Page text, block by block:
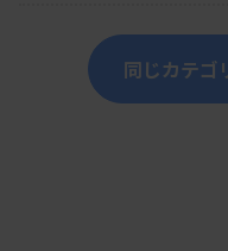
同じカテゴ